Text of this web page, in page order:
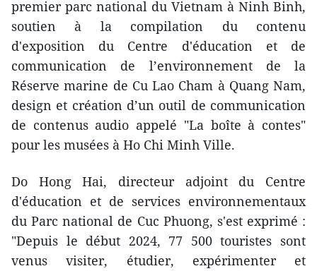
premier parc national du Vietnam à Ninh Binh,
soutien à la compilation du contenu
d'exposition du Centre d'éducation et de
communication de l’environnement de la
Réserve marine de Cu Lao Cham à Quang Nam,
design et création d’un outil de communication
de contenus audio appelé "La boîte à contes"
pour les musées à Ho Chi Minh Ville.
Do Hong Hai, directeur adjoint du Centre
d'éducation et de services environnementaux
du Parc national de Cuc Phuong, s'est exprimé :
"Depuis le début 2024, 77 500 touristes sont
venus visiter, étudier, expérimenter et